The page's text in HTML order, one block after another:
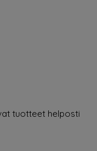
tuotteet helposti